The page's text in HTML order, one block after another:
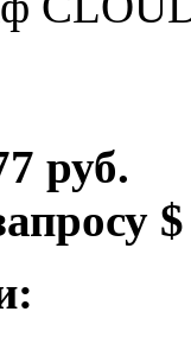
руб.
$